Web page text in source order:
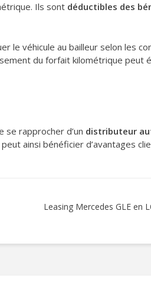
Ils sont déductibles des
le véhicule au bailleur selon les
du forfait kilométrique peut
se rapprocher d’un distributeur
ainsi bénéficier d’avantages
Leasing Mercedes GLE en